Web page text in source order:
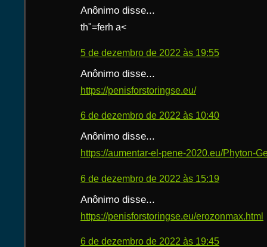
Anônimo disse...
th"=ferh a<
5 de dezembro de 2022 às 19:55
Anônimo disse...
https://penisforstoringse.eu/
6 de dezembro de 2022 às 10:40
Anônimo disse...
https://aumentar-el-pene-2020.eu/Phyton-
6 de dezembro de 2022 às 15:19
Anônimo disse...
https://penisforstoringse.eu/erozonmax.html
6 de dezembro de 2022 às 19:45